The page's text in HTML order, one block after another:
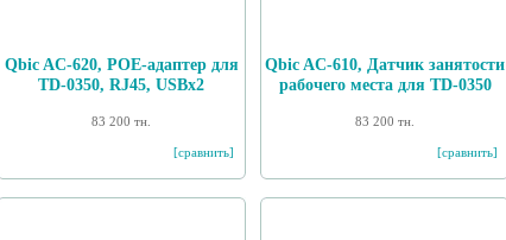
Qbic AC-620, POE-адаптер для
TD-0350, RJ45, USBx2
83 200 тн.
[сравнить]
Qbic AC-610, Датчик занятости
рабочего места для TD-0350
83 200 тн.
[сравнить]